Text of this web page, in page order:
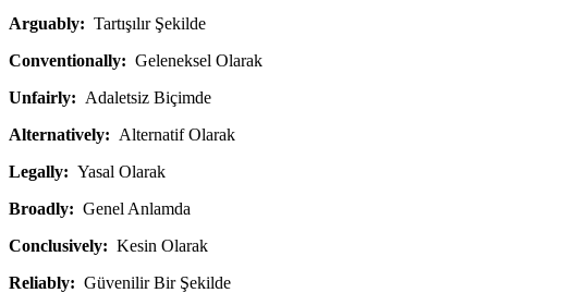
Arguably: Tartışılır Şekilde
Conventionally: Geleneksel Olarak
Unfairly: Adaletsiz Biçimde
Alternatively: Alternatif Olarak
Legally: Yasal Olarak
Broadly: Genel Anlamda
Conclusively: Kesin Olarak
Reliably: Güvenilir Bir Şekilde